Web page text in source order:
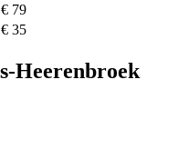
€ 79
€ 35
Heerenbroek